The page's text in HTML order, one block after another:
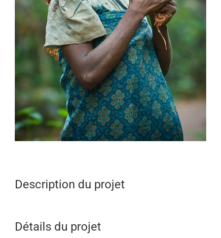
Description du projet
Détails du projet